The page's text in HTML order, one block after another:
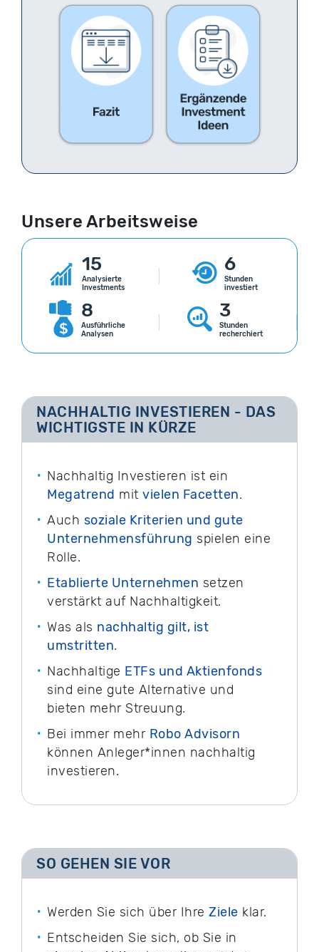
Unsere Arbeitsweise
15
Analysierte
Investments
6
Stunden
investiert
3
Stunden
recherchiert
8
Ausführliche
Analysen
NACHHALTIG INVESTIEREN - DAS
WICHTIGSTE IN KÜRZE
Nachhaltig Investieren ist ein
Megatrend mit vielen Facetten.
Auch soziale Kriterien und gute
Unternehmensführung spielen eine
Rolle.
Etablierte Unternehmen setzen
verstärkt auf Nachhaltigkeit.
Was als nachhaltig gilt, ist
umstritten.
Nachhaltige ETFs und Aktienfonds
sind eine gute Alternative und
bieten mehr Streuung.
Bei immer mehr Robo Advisorn
können Anleger*innen nachhaltig
investieren.
SO GEHEN SIE VOR
Werden Sie sich über Ihre Ziele klar.
Entscheiden Sie sich, ob Sie in